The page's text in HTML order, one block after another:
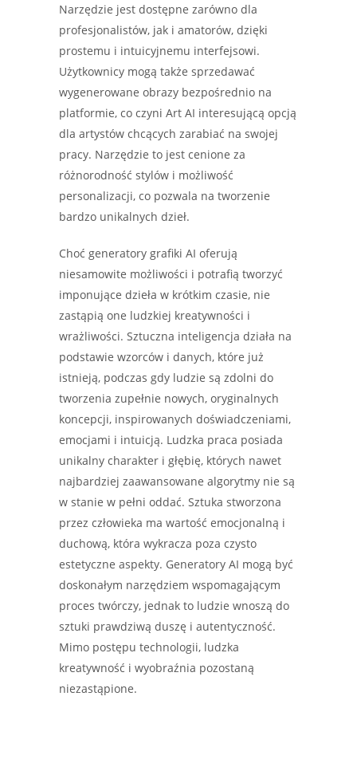
Narzędzie jest dostępne zarówno dla
profesjonalistów, jak i amatorów, dzięki
prostemu i intuicyjnemu interfejsowi.
Użytkownicy mogą także sprzedawać
wygenerowane obrazy bezpośrednio na
platformie, co czyni Art AI interesującą opcją
dla artystów chcących zarabiać na swojej
pracy. Narzędzie to jest cenione za
różnorodność stylów i możliwość
personalizacji, co pozwala na tworzenie
bardzo unikalnych dzieł.
Choć generatory grafiki AI oferują
niesamowite możliwości i potrafią tworzyć
imponujące dzieła w krótkim czasie, nie
zastąpią one ludzkiej kreatywności i
wrażliwości. Sztuczna inteligencja działa na
podstawie wzorców i danych, które już
istnieją, podczas gdy ludzie są zdolni do
tworzenia zupełnie nowych, oryginalnych
koncepcji, inspirowanych doświadczeniami,
emocjami i intuicją. Ludzka praca posiada
unikalny charakter i głębię, których nawet
najbardziej zaawansowane algorytmy nie są
w stanie w pełni oddać. Sztuka stworzona
przez człowieka ma wartość emocjonalną i
duchową, która wykracza poza czysto
estetyczne aspekty. Generatory AI mogą być
doskonałym narzędziem wspomagającym
proces twórczy, jednak to ludzie wnoszą do
sztuki prawdziwą duszę i autentyczność.
Mimo postępu technologii, ludzka
kreatywność i wyobraźnia pozostaną
niezastąpione.